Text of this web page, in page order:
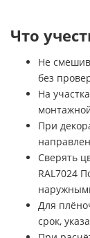
Что
Не
без
На
При
Сверять
RAL7024
Для
срок,